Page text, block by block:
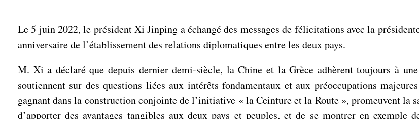
Le 5 juin 2022, le président Xi Jinping a échangé des messages de félicitations avec la
anniversaire de l’établissement des relations diplomatiques entre les deux pays.
M. Xi a déclaré que depuis dernier demi-siècle, la Chine et la Grèce adhèrent toujours à
soutiennent sur des questions liées aux intérêts fondamentaux et aux préoccupations
gagnant dans la construction conjointe de l’initiative « la Ceinture et la Route », promeuvent la
d’apporter des avantages tangibles aux deux pays et peuples, et de se montrer en